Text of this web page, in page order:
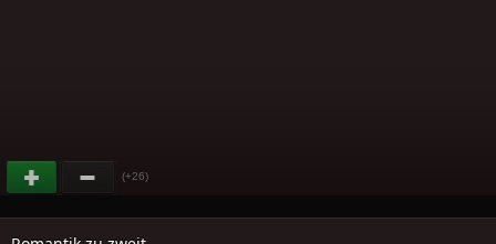
(+26)